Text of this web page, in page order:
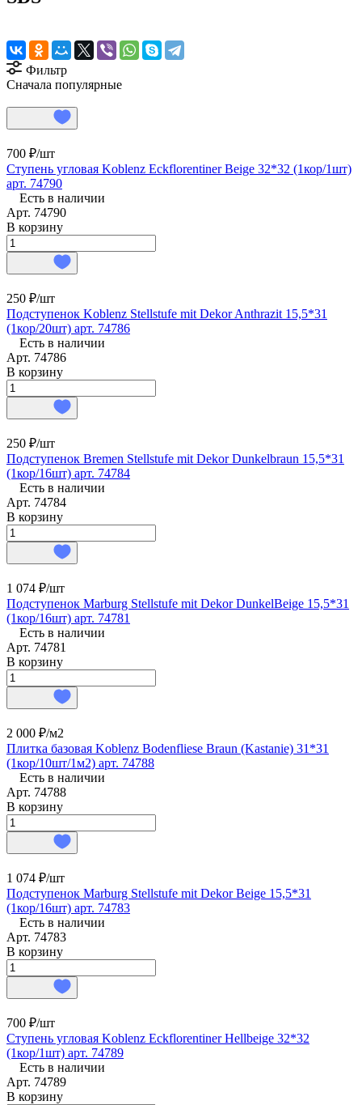
Фильтр
Сначала популярные
700 ₽/шт
Ступень угловая Koblenz Eckflorentiner Beige 32*32 (1кор/1шт)
арт. 74790
Есть в наличии
Арт. 74790
В корзину
250 ₽/шт
Подступенок Koblenz Stellstufe mit Dekor Anthrazit 15,5*31
(1кор/20шт) арт. 74786
Есть в наличии
Арт. 74786
В корзину
250 ₽/шт
Подступенок Bremen Stellstufe mit Dekor Dunkelbraun 15,5*31
(1кор/16шт) арт. 74784
Есть в наличии
Арт. 74784
В корзину
1 074 ₽/шт
Подступенок Marburg Stellstufe mit Dekor DunkelBeige 15,5*31
(1кор/16шт) арт. 74781
Есть в наличии
Арт. 74781
В корзину
2 000 ₽/м2
Плитка базовая Koblenz Bodenfliese Braun (Kastanie) 31*31
(1кор/10шт/1м2) арт. 74788
Есть в наличии
Арт. 74788
В корзину
1 074 ₽/шт
Подступенок Marburg Stellstufe mit Dekor Beige 15,5*31
(1кор/16шт) арт. 74783
Есть в наличии
Арт. 74783
В корзину
700 ₽/шт
Ступень угловая Koblenz Eckflorentiner Hellbeige 32*32
(1кор/1шт) арт. 74789
Есть в наличии
Арт. 74789
В корзину